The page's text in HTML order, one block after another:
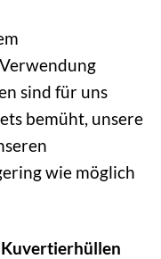
sind für uns
bemüht, unsere
wie möglich
Kuvertierhüllen